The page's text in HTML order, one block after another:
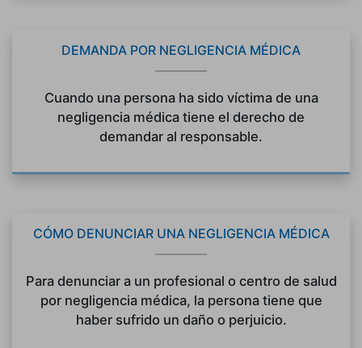
DEMANDA POR NEGLIGENCIA MÉDICA
Cuando una persona ha sido víctima de una
negligencia médica tiene el derecho de
demandar al responsable.
CÓMO DENUNCIAR UNA NEGLIGENCIA MÉDICA
Para denunciar a un profesional o centro de salud
por negligencia médica, la persona tiene que
haber sufrido un daño o perjuicio.